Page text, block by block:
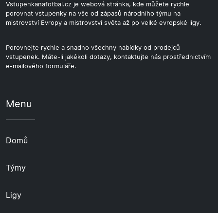
Vstupenkanafotbal.cz je webová stránka, kde můžete rychle
porovnat vstupenky na vše od zápasů národního týmu na
mistrovství Evropy a mistrovství světa až po velké evropské ligy.
Porovnejte rychle a snadno všechny nabídky od prodejců
vstupenek. Máte-li jakékoli dotazy, kontaktujte nás prostřednictvím
e-mailového formuláře.
Menu
Domů
Týmy
Ligy